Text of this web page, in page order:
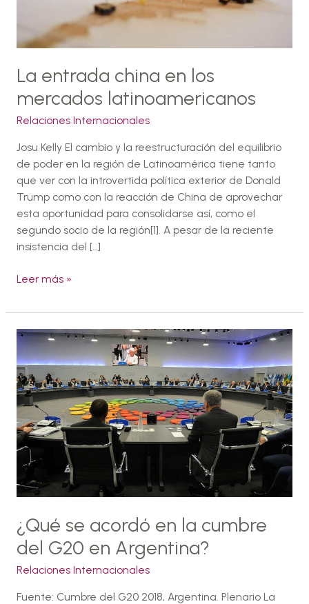
La entrada china en los
mercados latinoamericanos
Relaciones Internacionales
Josu Kelly El cambio y la reestructuración del equilibrio
de poder en la región de Latinoamérica tiene tanto
que ver con la introvertida política exterior de Donald
Trump como con la reacción de China de aprovechar
esta oportunidad para consolidarse así, como el
segundo socio de la región[1]. A pesar de la reciente
insistencia del […]
latinoamericanos
Leer más »
¿Qué se acordó en la cumbre
del G20 en Argentina?
Relaciones Internacionales
Fuente: Cumbre del G20 2018, Argentina. Plenario La
¿Qué
se
acordó
en
la
cumbre
del
G20
en
Argentina?